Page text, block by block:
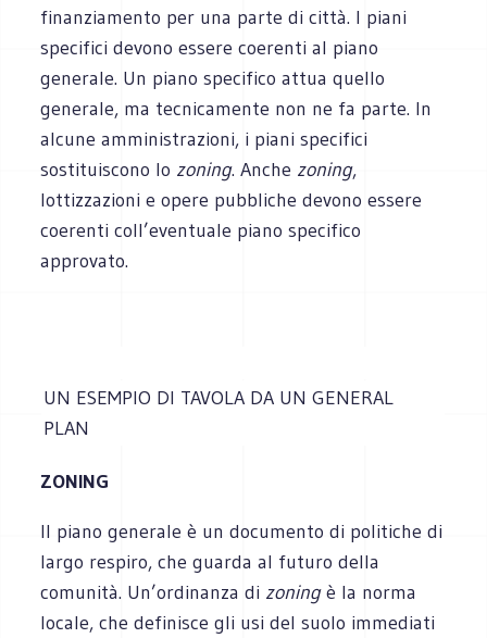
finanziamento per una parte di città. I piani
specifici devono essere coerenti al piano
generale. Un piano specifico attua quello
generale, ma tecnicamente non ne fa parte. In
alcune amministrazioni, i piani specifici
sostituiscono lo zoning. Anche zoning,
lottizzazioni e opere pubbliche devono essere
coerenti coll’eventuale piano specifico
approvato.
UN ESEMPIO DI TAVOLA DA UN GENERAL
PLAN
ZONING
Il piano generale è un documento di politiche di
largo respiro, che guarda al futuro della
comunità. Un’ordinanza di zoningè la norma
locale, che definisce gli usi del suolo immediati